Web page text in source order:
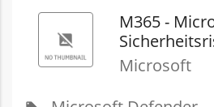
M365 -
nt (New
Microsoft